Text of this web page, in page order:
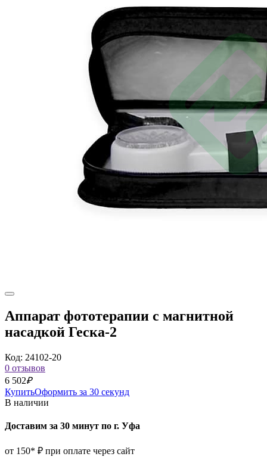
Аппарат фототерапии с магнитной
насадкой Геска-2
Код: 24102-20
0 отзывов
6 502₽
КупитьОформить за 30 секунд
В наличии
Доставим за 30 минут по г. Уфа
от 150* ₽ при оплате через сайт